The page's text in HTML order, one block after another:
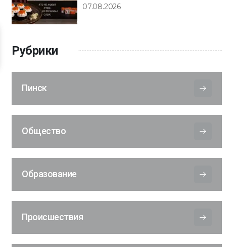
07.08.2026
Рубрики
Пинск
Общество
Образование
Происшествия